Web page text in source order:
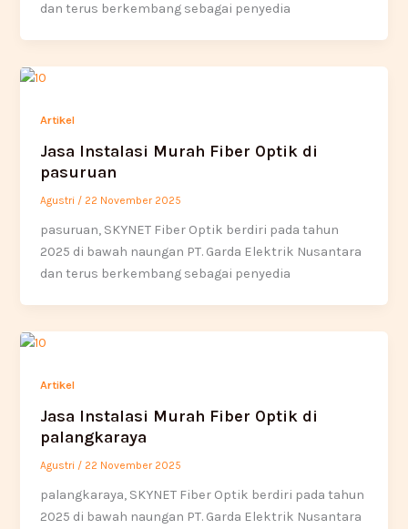
dan terus berkembang sebagai penyedia
Artikel
Jasa Instalasi Murah Fiber Optik di
pasuruan
Agustri / 22 November 2025
pasuruan, SKYNET Fiber Optik berdiri pada tahun
2025 di bawah naungan PT. Garda Elektrik Nusantara
dan terus berkembang sebagai penyedia
Artikel
Jasa Instalasi Murah Fiber Optik di
palangkaraya
Agustri / 22 November 2025
palangkaraya, SKYNET Fiber Optik berdiri pada tahun
2025 di bawah naungan PT. Garda Elektrik Nusantara